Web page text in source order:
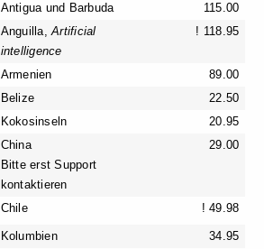
Antigua und Barbuda 115.00
Anguilla,Artificial
intelligence
! 118.95
Armenien
89.00
Belize
22.50
Kokosinseln
20.95
China
Bitte erst Support
kontaktieren
29.00
Chile ! 49.98
Kolumbien
34.95